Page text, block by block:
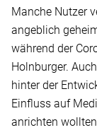
Manche Nutzer
angeblich
während der
Holnburger.
hinter der
Einfluss auf
anrichten